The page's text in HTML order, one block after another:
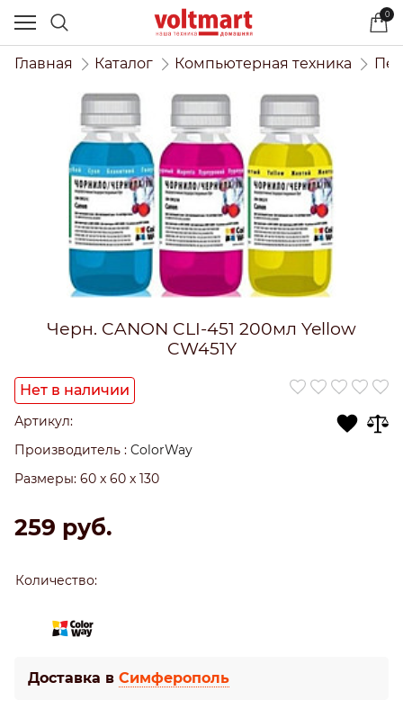
0
Главная Каталог Компьютерная техника
Черн. CANON CLI-451 200мл Yellow
CW451Y
Нет в наличии
Артикул:
Производитель : ColorWay
Размеры: 60 x 60 x 130
259 руб.
Количество:
Доставка в Симферополь